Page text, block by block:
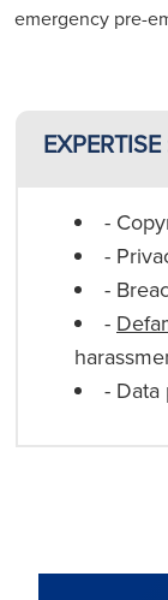
emergency pre-
EXPERTISE
-
-
-
-
- Data